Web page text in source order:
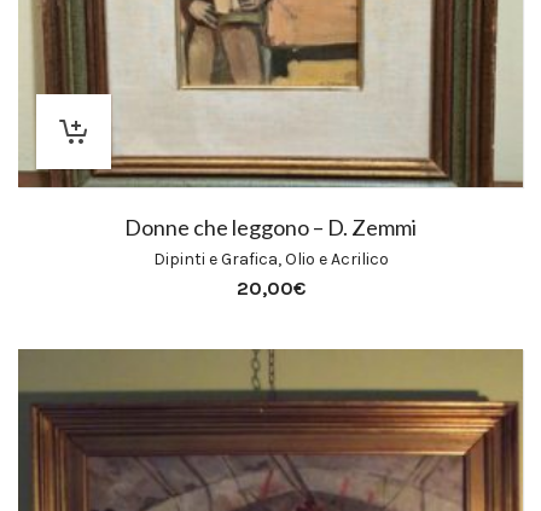
Donne che leggono – D. Zemmi
Dipinti e Grafica,Olio e Acrilico
20,00€